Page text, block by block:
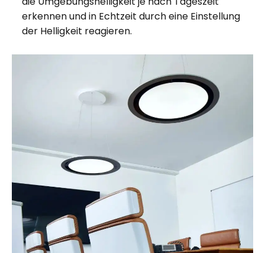
erkennen und in Echtzeit durch eine Einstellung
der Helligkeit reagieren.